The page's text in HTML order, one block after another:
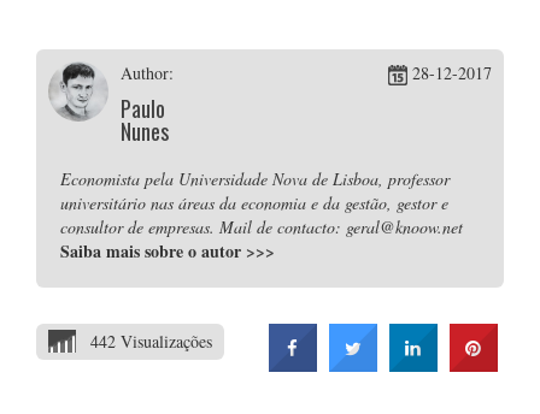
Author:
Paulo
Nunes
28-12-2017
Economista pela Universidade Nova de Lisboa, professor
universitário nas áreas da economia e da gestão, gestor e
consultor de empresas. Mail de contacto: geral@knoow.net
Saiba mais sobre o autor >>>
442 Visualizações